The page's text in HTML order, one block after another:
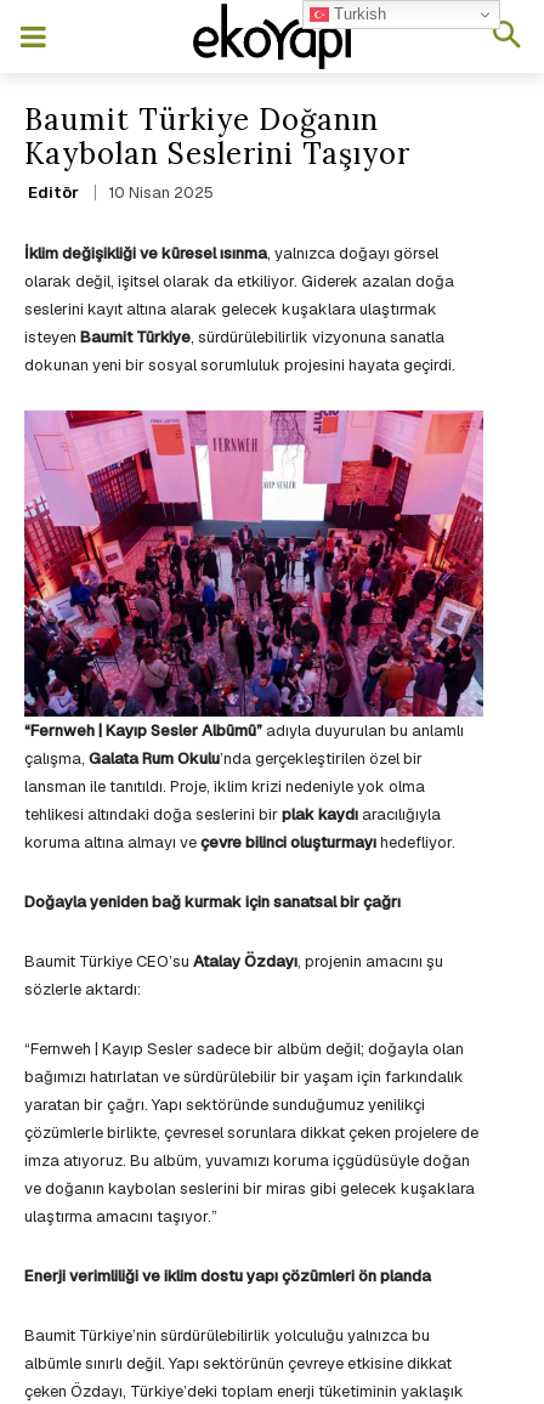
Baumit Türkiye Doğanın
Kaybolan Seslerini Taşıyor
Editör 10 Nisan 2025
İklim değişikliği ve küresel ısınma, yalnızca doğayı görsel
olarak değil, işitsel olarak da etkiliyor. Giderek azalan doğa
seslerini kayıt altına alarak gelecek kuşaklara ulaştırmak
isteyen Baumit Türkiye, sürdürülebilirlik vizyonuna sanatla
dokunan yeni bir sosyal sorumluluk projesini hayata geçirdi.
“Fernweh | Kayıp Sesler Albümü” adıyla duyurulan bu anlamlı
çalışma, Galata Rum Okulu’nda gerçekleştirilen özel bir
lansman ile tanıtıldı. Proje, iklim krizi nedeniyle yok olma
tehlikesi altındaki doğa seslerini birplak kaydı aracılığıyla
koruma altına almayı veçevre bilinci oluşturmayıhedefliyor.
Doğayla yeniden bağ kurmak için sanatsal bir çağrı
Baumit Türkiye CEO’su Atalay Özdayı, projenin amacını şu
sözlerle aktardı:
“Fernweh | Kayıp Sesler sadece bir albüm değil; doğayla olan
bağımızı hatırlatan ve sürdürülebilir bir yaşam için farkındalık
yaratan bir çağrı. Yapı sektöründe sunduğumuz yenilikçi
çözümlerle birlikte, çevresel sorunlara dikkat çeken projelere de
imza atıyoruz. Bu albüm, yuvamızı koruma içgüdüsüyle doğan
ve doğanın kaybolan seslerini bir miras gibi gelecek kuşaklara
ulaştırma amacını taşıyor.”
Enerji verimliliği ve iklim dostu yapı çözümleri ön planda
Baumit Türkiye’nin sürdürülebilirlik yolculuğu yalnızca bu
albümle sınırlı değil. Yapı sektörünün çevreye etkisine dikkat
çeken Özdayı, Türkiye’deki toplam enerji tüketiminin yaklaşık
Turkish